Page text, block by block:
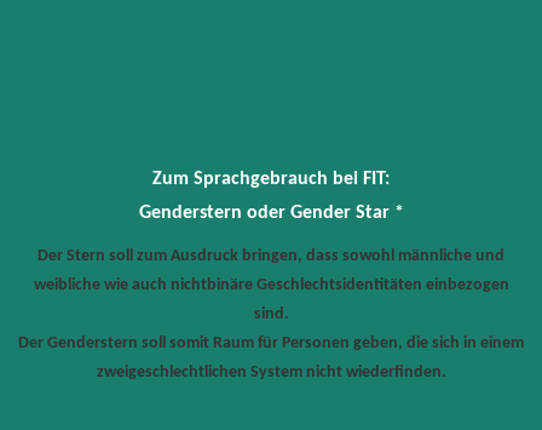
Zum Sprachgebrauch bei FIT:
Genderstern oder Gender Star *
Der Stern soll zum Ausdruck bringen, dass sowohl männliche und
weibliche wie auch nichtbinäre Geschlechtsidentitäten einbezogen
sind.
Der Genderstern soll somit Raum für Personen geben, die sich in einem
zweigeschlechtlichen System nicht wiederfinden.